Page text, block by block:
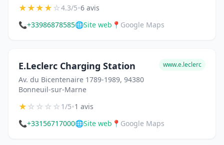
★★★★☆4.3/5•6 avis
📞+33986878585🌐Site web 📍 Google Maps
E.Leclerc Charging Station
Av. du Bicentenaire 1789-1989, 94380
Bonneuil-sur-Marne
www.e.leclerc
★☆☆☆☆1/5•1 avis
📞+33156717000🌐Site web 📍 Google Maps